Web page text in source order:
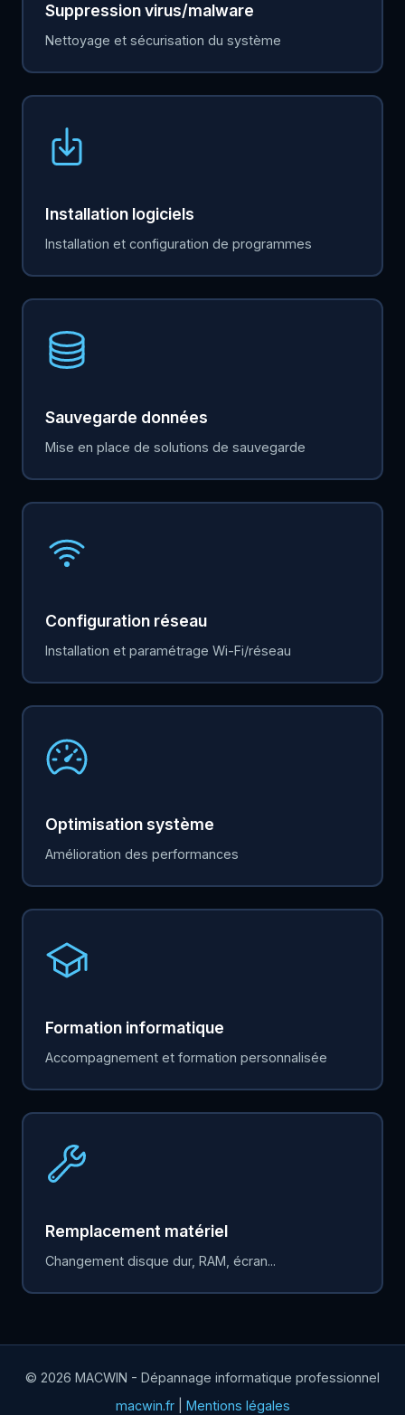
Suppression virus/malware
Nettoyage et sécurisation du système
Installation logiciels
Installation et configuration de programmes
Sauvegarde données
Mise en place de solutions de sauvegarde
Configuration réseau
Installation et paramétrage Wi-Fi/réseau
Optimisation système
Amélioration des performances
Formation informatique
Accompagnement et formation personnalisée
Remplacement matériel
Changement disque dur, RAM, écran...
© 2026 MACWIN - Dépannage informatique professionnel
macwin.fr| Mentions légales